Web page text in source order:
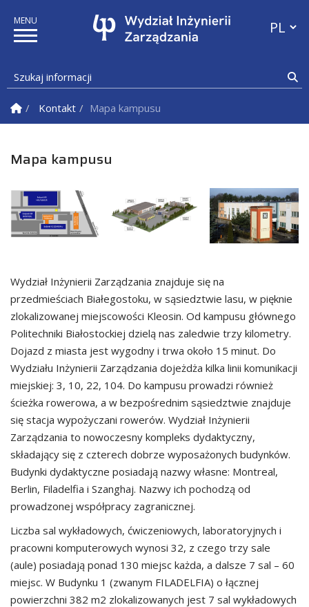
Szukaj informacji
Strona Główna
Kontakt Mapa kampusu
Mapa kampusu
Wydział Inżynierii Zarządzania znajduje się na
przedmieściach Białegostoku, w sąsiedztwie lasu, w pięknie
zlokalizowanej miejscowości Kleosin. Od kampusu głównego
Politechniki Białostockiej dzielą nas zaledwie trzy kilometry.
Dojazd z miasta jest wygodny i trwa około 15 minut. Do
Wydziału Inżynierii Zarządzania dojeżdża kilka linii komunikacji
miejskiej: 3, 10, 22, 104. Do kampusu prowadzi również
ścieżka rowerowa, a w bezpośrednim sąsiedztwie znajduje
się stacja wypożyczani rowerów. Wydział Inżynierii
Zarządzania to nowoczesny kompleks dydaktyczny,
składający się z czterech dobrze wyposażonych budynków.
Budynki dydaktyczne posiadają nazwy własne: Montreal,
Berlin, Filadelfia i Szanghaj. Nazwy ich pochodzą od
prowadzonej współpracy zagranicznej.
Liczba sal wykładowych, ćwiczeniowych, laboratoryjnych i
pracowni komputerowych wynosi 32, z czego trzy sale
(aule) posiadają ponad 130 miejsc każda, a dalsze 7 sal – 60
miejsc. W Budynku 1 (zwanym FILADELFIA) o łącznej
powierzchni 382 m2 zlokalizowanych jest 7 sal wykładowych